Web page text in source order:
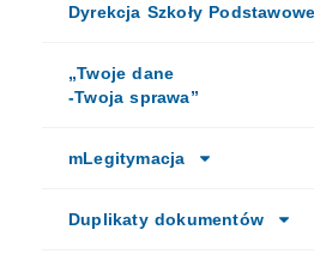
Dyrekcja Szkoły
„Twoje dane
-Twoja sprawa”
mLegitymacja
Duplikaty dokumentów